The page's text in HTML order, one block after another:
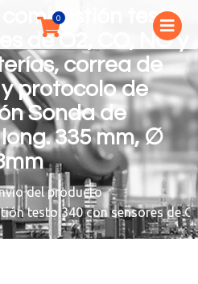
combustión testo
de O2, CO, NO y
correa de
protocolo de
Sonda de
335 mm, ∅
del producto
testo 340 con sensores de